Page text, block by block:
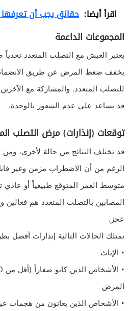
اقرأ أيضا: حقائق يجب أن
المجموعات الداعمة
يعتبر العيش مع التصلب المتعدد
يخفف ضغط المرض عن طريق
للتصلب المتعدد. والمشاركة مع
قد تساعد على عدم الشعور بالوحدة.
توقعات (إنذارات) مرض التصلب
قد تختلف النتائج من حالة لأخرى، ومن
الرغم من أن الاضطراب مزمن وغير
متوسط العمر المتوقع طبيعياً أو
المصابين بالتصلب المتعدد هم
عجز.
تمتلك الحالات التالية إنذارات أفضل
• الإناث
المرض
• الأشخاص الذين يعانون من هجمات